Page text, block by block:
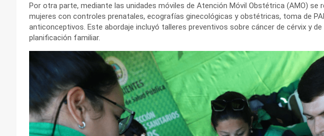
Por otra parte, mediante las unidades móviles de Atención Móvil Obstétrica (AMO) se
mujeres con controles prenatales, ecografías ginecológicas y obstétricas, toma de
anticonceptivos. Este abordaje incluyó talleres preventivos sobre cáncer de cérvix y
planificación familiar.